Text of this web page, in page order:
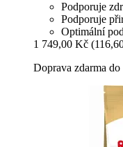
Podporuje
Podporuje
Optimální
1 749,00 Kč
Doprava zdarma do